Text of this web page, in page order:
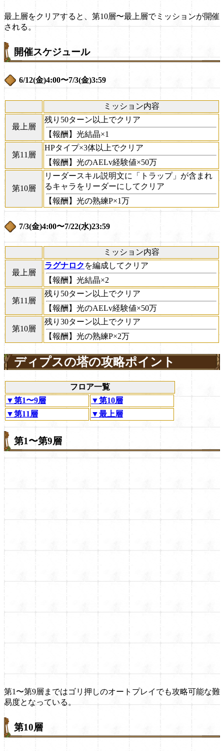
最上層をクリアすると、第10層〜最上層でミッションが開催
される。
開催スケジュール
6/12(金)4:00〜7/3(金)3:59
ミッション内容
最上層
残り50ターン以上でクリア
【報酬】光結晶×1
第11層
HPタイプ×3体以上でクリア
【報酬】光のAELv経験値×50万
第10層
リーダースキル説明文に「トラップ」が含まれ
るキャラをリーダーにしてクリア
【報酬】光の熟練P×1万
7/3(金)4:00〜7/22(水)23:59
ミッション内容
最上層
ラグナロク を編成してクリア
【報酬】光結晶×2
第11層
残り50ターン以上でクリア
【報酬】光のAELv経験値×50万
第10層
残り30ターン以上でクリア
【報酬】光の熟練P×2万
ディプスの塔の攻略ポイント
フロア一覧
▼第1〜9層
▼第10層
▼第11層
▼最上層
第1〜第9層
第1〜第9層まではゴリ押しのオートプレイでも攻略可能な難
易度となっている。
第10層